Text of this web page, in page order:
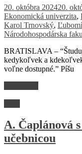
20. októbra 202420.
Ekonomická univerzita,
Karol Trnovský,
Národohospodárska
BRATISLAVA –
kedykoľvek a
voľne dostupné.” Píšu
A. Čaplánová
učebnicou